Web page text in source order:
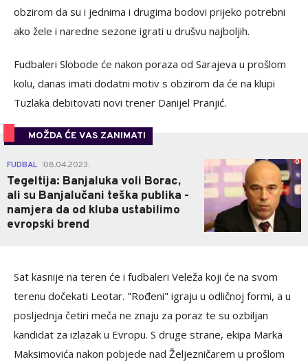
obzirom da su i jednima i drugima bodovi prijeko potrebni
ako žele i naredne sezone igrati u drušvu najboljih.
Fudbaleri Slobode će nakon poraza od Sarajeva u prošlom
kolu, danas imati dodatni motiv s obzirom da će na klupi
Tuzlaka debitovati novi trener Danijel Pranjić.
MOŽDA ĆE VAS ZANIMATI
FUDBAL 08.04.2023.
Tegeltija: Banjaluka voli Borac,
ali su Banjalučani teška publika -
namjera da od kluba ustabilimo
evropski brend
0
Sat kasnije na teren će i fudbaleri Veleža koji će na svom
terenu dočekati Leotar. "Rođeni" igraju u odličnoj formi, a u
posljednja četiri meča ne znaju za poraz te su ozbiljan
kandidat za izlazak u Evropu. S druge strane, ekipa Marka
Maksimovića nakon pobjede nad Željezničarem u prošlom